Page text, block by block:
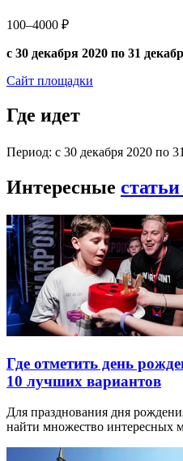
100–4000 ₽
с 30 декабря 2020 по 31
Сайт площадки
Где идет
Период: с 30 декабря 2020 по
Интересные
Где отметить день
10 лучших вариантов
Для празднования дня
найти множество интересных